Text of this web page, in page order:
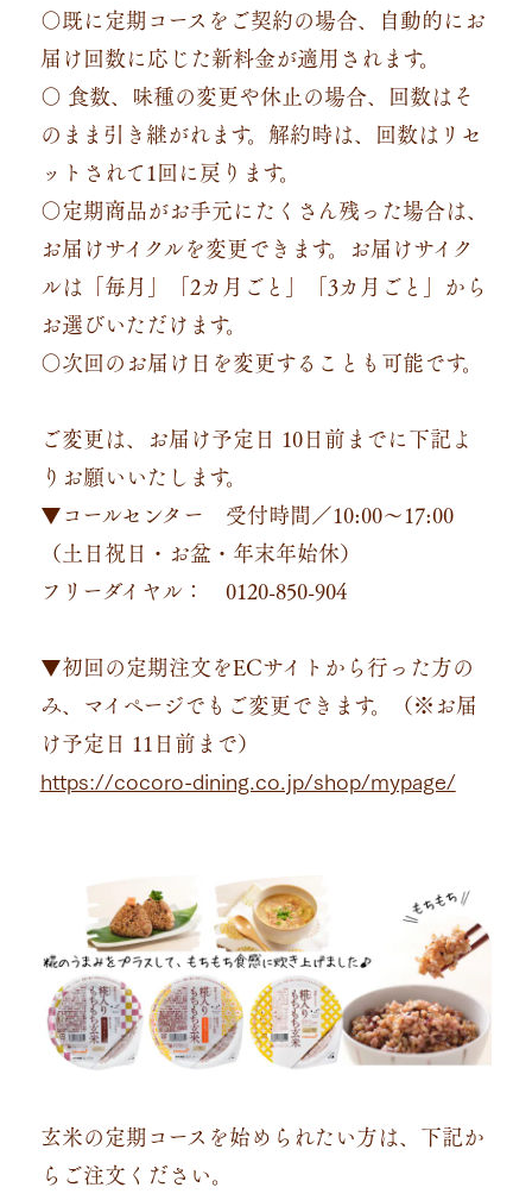
〇既に定期コースをご契約の場合、自動的にお
届け回数に応じた新料金が適用されます。
〇 食数、味種の変更や休止の場合、回数はそ
のまま引き継がれます。解約時は、回数はリセ
ットされて1回に戻ります。
〇定期商品がお手元にたくさん残った場合は、
お届けサイクルを変更できます。お届けサイク
ルは「毎月」「2カ月ごと」「3カ月ごと」から
お選びいただけます。
〇次回のお届け日を変更することも可能です。
ご変更は、お届け予定日 10日前までに下記よ
りお願いいたします。
▼コールセンター 受付時間／10:00～17:00
（土日祝日・お盆・年末年始休）
フリーダイヤル： 0120-850-904
▼初回の定期注文をECサイトから行った方の
み、マイページでもご変更できます。（※お届
け予定日 11日前まで）
https://cocoro-dining.co.jp/shop/mypage/
玄米の定期コースを始められたい方は、下記か
らご注文ください。